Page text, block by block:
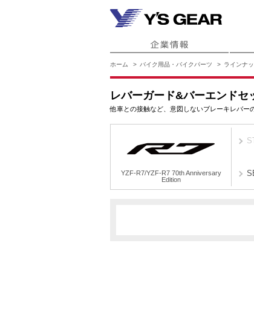
ホーム バイク用品・バイクパーツ ラインナ
レバーガード&バーエンドセ
他車との接触など、意図しないブレーキレバー
YZF-R7/YZF-R7 70th Anniversary
Edition